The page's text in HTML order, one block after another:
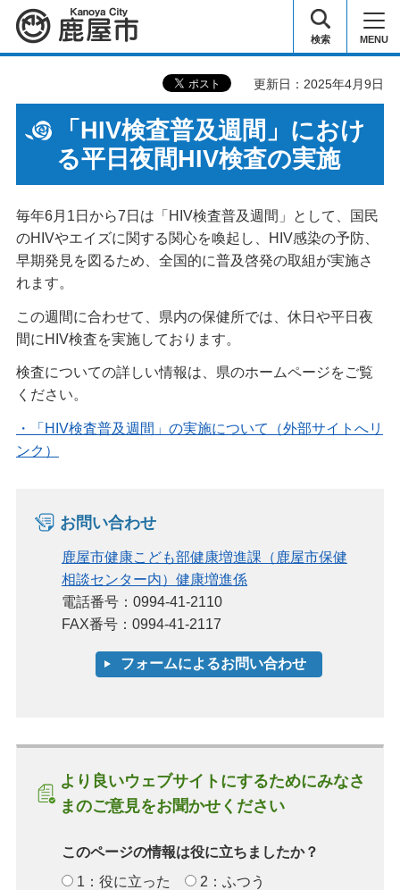
鹿屋市 検索 MENU
更新日：2025年4月9日
「HIV検査普及週間」におけ
る平日夜間HIV検査の実施
毎年6月1日から7日は「HIV検査普及週間」として、国民
のHIVやエイズに関する関心を喚起し、HIV感染の予防、
早期発見を図るため、全国的に普及啓発の取組が実施さ
れます。
この週間に合わせて、県内の保健所では、休日や平日夜
間にHIV検査を実施しております。
検査についての詳しい情報は、県のホームページをご覧
ください。
・「HIV検査普及週間」の実施について（外部サイトへリ
ンク）
お問い合わせ
鹿屋市健康こども部健康増進課（鹿屋市保健
相談センター内）健康増進係
電話番号：0994-41-2110
FAX番号：0994-41-2117
より良いウェブサイトにするためにみなさ
まのご意見をお聞かせください
このページの情報は役に立ちましたか？
1：役に立った
2：ふつう